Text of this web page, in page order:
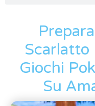
Scarlatto
Giochi
Su